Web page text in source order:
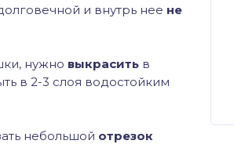
и внутрь нее не
нужно выкрасить в
в 2-3 слоя водостойким
небольшой отрезок